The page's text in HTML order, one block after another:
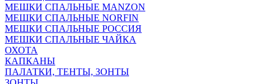
МЕШКИ СПАЛЬНЫЕ MANZON
МЕШКИ СПАЛЬНЫЕ NORFIN
МЕШКИ СПАЛЬНЫЕ РОССИЯ
МЕШКИ СПАЛЬНЫЕ ЧАЙКА
ОХОТА
КАПКАНЫ
ПАЛАТКИ, ТЕНТЫ, ЗОНТЫ